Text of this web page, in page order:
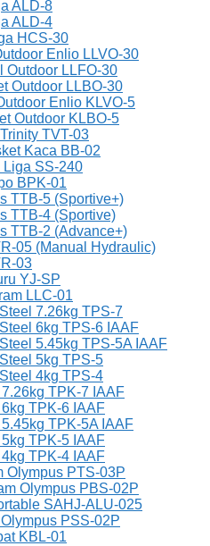
ALD-8
ALD-4
HCS-30
Enlio LLVO-30
Outdoor LLFO-30
Outdoor LLBO-30
Enlio KLVO-5
Outdoor KLBO-5
TVT-03
Kaca BB-02
Liga SS-240
BPK-01
TTB-5 (Sportive+)
TTB-4 (Sportive)
TTB-2 (Advance+)
05 (Manual Hydraulic)
03
YJ-SP
LLC-01
7.26kg TPS-7
6kg TPS-6 IAAF
5.45kg TPS-5A IAAF
5kg TPS-5
4kg TPS-4
TPK-7 IAAF
TPK-6 IAAF
TPK-5A IAAF
TPK-5 IAAF
TPK-4 IAAF
Olympus PTS-03P
Olympus PBS-02P
SAHJ-ALU-025
PSS-02P
KBL-01